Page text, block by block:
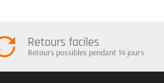
Retours faciles
Retours possibles pendant 14 jours